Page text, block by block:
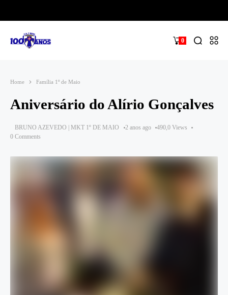
0
Home Família 1º de Maio
Aniversário do Alírio Gonçalves
BRUNO AZEVEDO | MKT 1º DE MAIO 2 anos ago
490,0 Views
0 Comments